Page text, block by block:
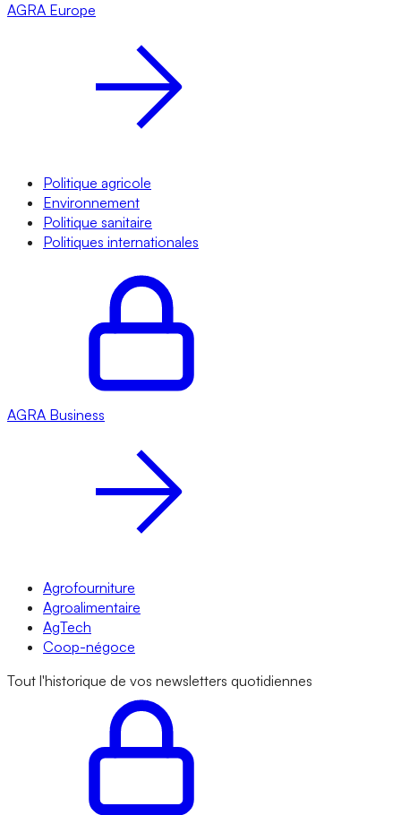
AGRA Europe
Politique agricole
Environnement
Politique sanitaire
Politiques internationales
AGRA Business
Agrofourniture
Agroalimentaire
AgTech
Coop-négoce
Tout l'historique de vos newsletters quotidiennes